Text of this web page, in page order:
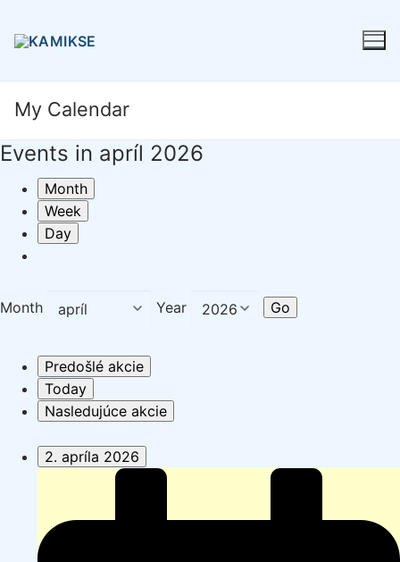
na
My Calendar
Events in apríl 2026
Month
Week
Day
Month Year
Predošlé akcie
Today
Nasledujúce akcie
2. apríla 2026
Veľkonočné
(seakajaky)